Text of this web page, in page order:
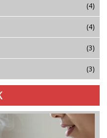
(4)
(4)
(3)
(3)